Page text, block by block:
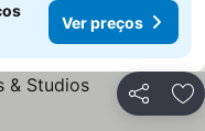
Ver preços
Partilhar